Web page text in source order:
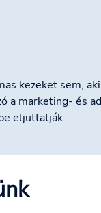
kezeket sem,
a marketing- és
eljuttatják.